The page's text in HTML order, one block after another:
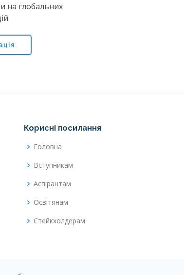
на глобальних
Корисні посилання
Головна
Вступникам
Аспірантам
Освітянам
Стейкхолдерам